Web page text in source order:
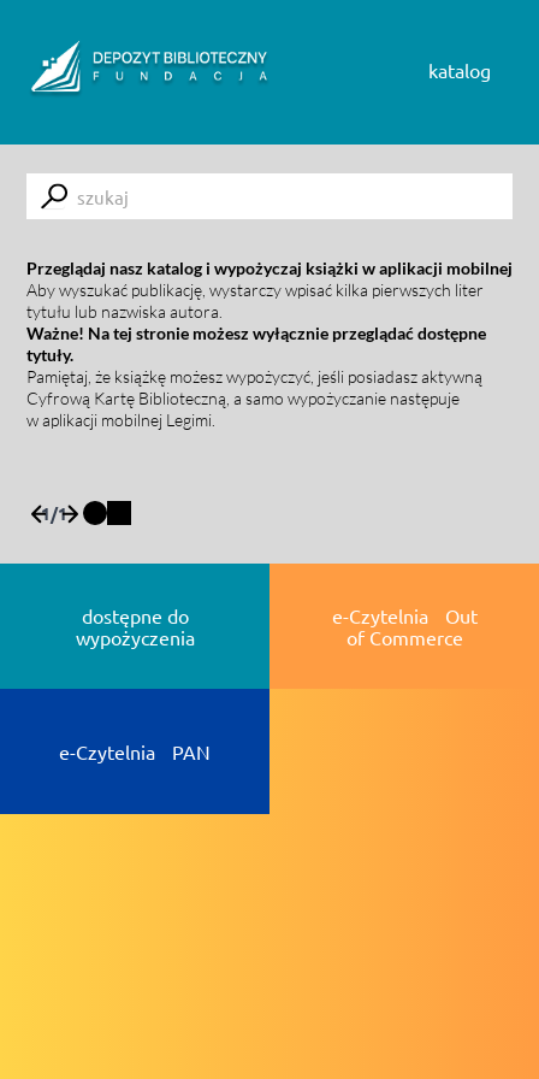
katalog
Submit
Przeglądaj nasz katalog i wypożyczaj książki w aplikacji mobilnej
Aby wyszukać publikację, wystarczy wpisać kilka pierwszych liter
tytułu lub nazwiska autora.
Ważne! Na tej stronie możesz wyłącznie przeglądać dostępne
tytuły.
Pamiętaj, że książkę możesz wypożyczyć, jeśli posiadasz aktywną
Cyfrową Kartę Biblioteczną, a samo wypożyczanie następuje
w aplikacji mobilnej Legimi.
1/1
dostępne do
wypożyczenia
e-Czytelnia Out
of Commerce
e-Czytelnia PAN